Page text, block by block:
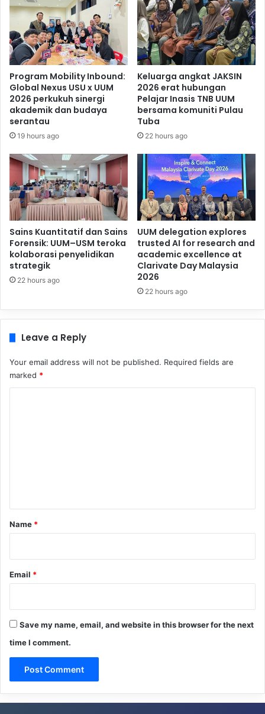
Program Mobility Inbound:
Global Nexus USU x UUM
2026 perkukuh sinergi
akademik dan budaya
serantau
19 hours ago
Keluarga angkat JAKSIN
2026 erat hubungan
Pelajar Inasis TNB UUM
bersama komuniti Pulau
Tuba
22 hours ago
Sains Kuantitatif dan Sains
Forensik: UUM–USM teroka
kolaborasi penyelidikan
strategik
22 hours ago
UUM delegation explores
trusted AI for research and
academic excellence at
Clarivate Day Malaysia
2026
22 hours ago
Leave a Reply
Your email address will not be published. Required fields are
marked *
*
Name *
Email *
Save my name, email, and website in this browser for the next
time I comment.